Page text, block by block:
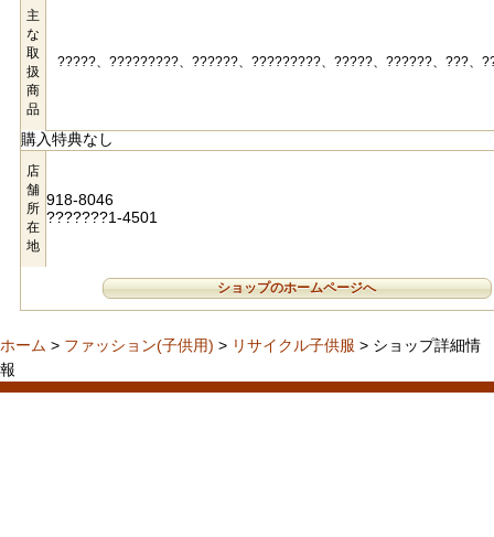
主
な
取
扱
商
品
?????、?????????、??????、?????????、?????、??????、???、
購入特典なし
店
舗
所
在
地
918-8046
???????1-4501
ショップのホームページへ
ホーム > ファッション(子供用) > リサイクル子供服 > ショップ詳細情
報